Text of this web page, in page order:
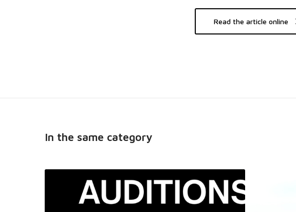
Read the article online
In the same category
A
P